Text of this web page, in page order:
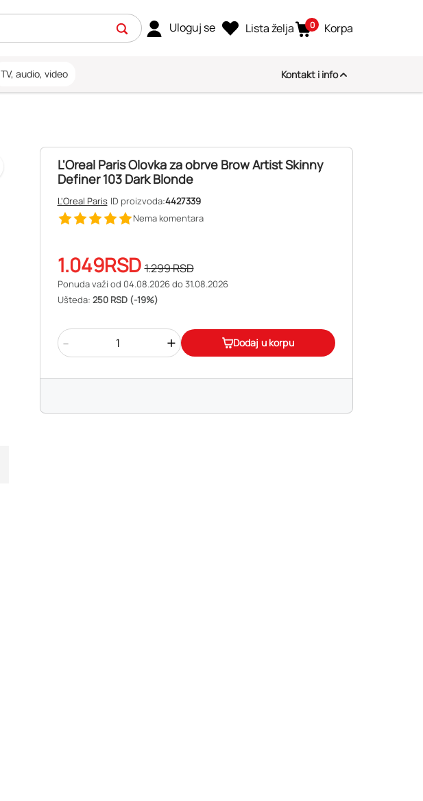
Uloguj se Lista želja 0 Korpa
TV, audio, video Kontakt i info
L'Oreal Paris Olovka za obrve Brow Artist Skinny
Definer 103 Dark Blonde
L'Oreal Paris ID proizvoda:4427339
Nema komentara
1.049RSD 1.299RSD
Ponuda važi od 04.08.2026 do 31.08.2026
Ušteda: 250 RSD (-19%)
- + Dodaj u korpu